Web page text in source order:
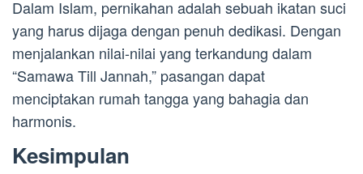
Dalam Islam, pernikahan adalah sebuah ikatan suci
yang harus dijaga dengan penuh dedikasi. Dengan
menjalankan nilai-nilai yang terkandung dalam
“Samawa Till Jannah,” pasangan dapat
menciptakan rumah tangga yang bahagia dan
harmonis.
Kesimpulan